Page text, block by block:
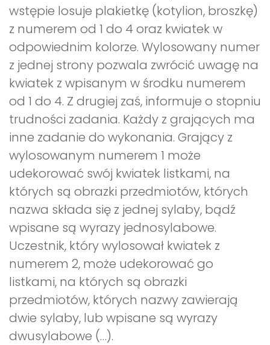
wstępie losuje plakietkę (kotylion, broszkę)
z numerem od 1 do 4 oraz kwiatek w
odpowiednim kolorze. Wylosowany numer
z jednej strony pozwala zwrócić uwagę na
kwiatek z wpisanym w środku numerem
od 1 do 4. Z drugiej zaś, informuje o stopniu
trudności zadania. Każdy z grających ma
inne zadanie do wykonania. Grający z
wylosowanym numerem 1 może
udekorować swój kwiatek listkami, na
których są obrazki przedmiotów, których
nazwa składa się z jednej sylaby, bądź
wpisane są wyrazy jednosylabowe.
Uczestnik, który wylosował kwiatek z
numerem 2, może udekorować go
listkami, na których są obrazki
przedmiotów, których nazwy zawierają
dwie sylaby, lub wpisane są wyrazy
dwusylabowe (…).